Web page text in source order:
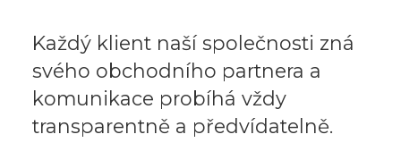
Každý klient naší společnosti zná
svého obchodního partnera a
komunikace probíhá vždy
transparentně a předvídatelně.